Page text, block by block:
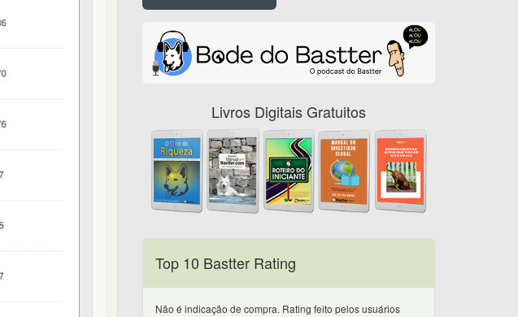
Livros Digitais Gratuitos
Top 10 Bastter Rating
Não é indicação de compra. Rating feito pelos usuários